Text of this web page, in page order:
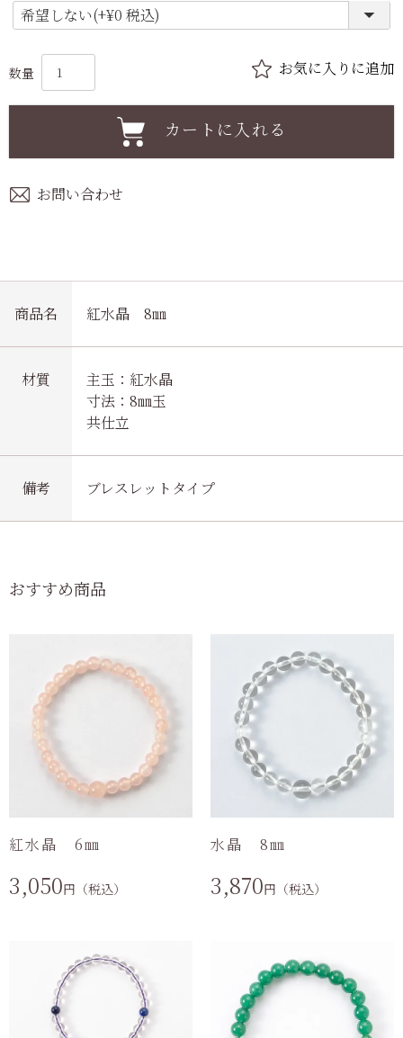
)
(
)
カートに入れる
お問い合わせ
商品名 紅水晶 8㎜
材質
主玉：紅水晶
寸法：8㎜玉
共仕立
備考 ブレスレットタイプ
おすすめ商品
紅水晶 6㎜
3,050円（税込）
水晶 8㎜
3,870円（税込）